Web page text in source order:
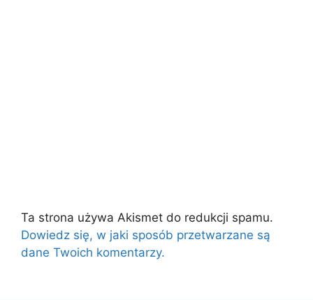
Ta strona używa Akismet do redukcji spamu.
Dowiedz się, w jaki sposób przetwarzane są
dane Twoich komentarzy.